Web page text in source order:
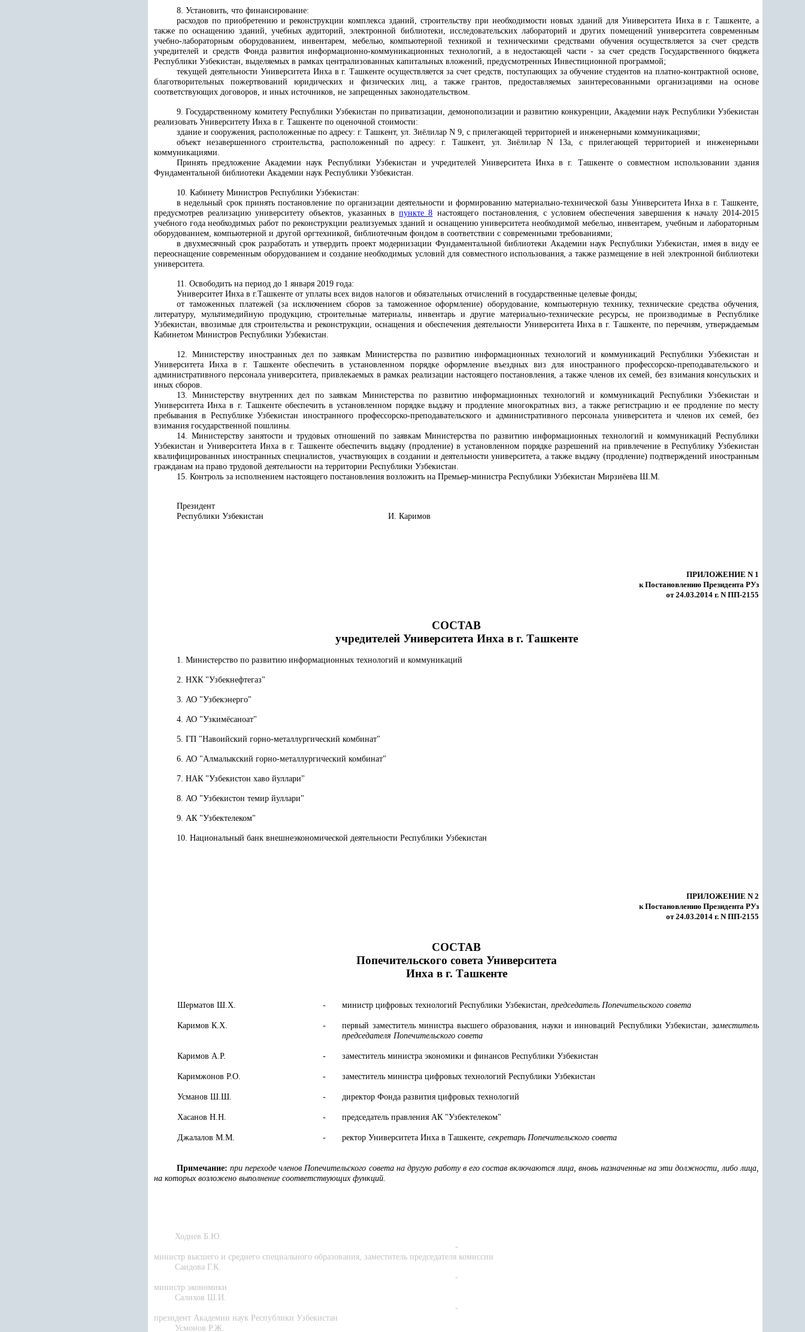
8. Установить, что финансирование:
расходов по приобретению и реконструкции комплекса зданий, строительству при необходимости новых зданий для Университета Инха в г. Ташкенте, а
также по оснащению зданий, учебных аудиторий, электронной библиотеки, исследовательских лабораторий и других помещений университета современным
учебно-лабораторным оборудованием, инвентарем, мебелью, компьютерной техникой и техническими средствами обучения осуществляется за счет средств
учредителей и средств Фонда развития информационно-коммуникационных технологий, а в недостающей части - за счет средств Государственного бюджета
Республики Узбекистан, выделяемых в рамках централизованных капитальных вложений, предусмотренных Инвестиционной программой;
текущей деятельности Университета Инха в г. Ташкенте осуществляется за счет средств, поступающих за обучение студентов на платно-контрактной основе,
благотворительных пожертвований юридических и физических лиц, а также грантов, предоставляемых заинтересованными организациями на основе
соответствующих договоров, и иных источников, не запрещенных законодательством.
9. Государственному комитету Республики Узбекистан по приватизации, демонополизации и развитию конкуренции, Академии наук Республики Узбекистан
реализовать Университету Инха в г. Ташкенте по оценочной стоимости:
здание и сооружения, расположенные по адресу: г. Ташкент, ул. Зиёлилар N 9, с прилегающей территорией и инженерными коммуникациями;
объект незавершенного строительства, расположенный по адресу: г. Ташкент, ул. Зиёлилар N 13а, с прилегающей территорией и инженерными
коммуникациями.
Принять предложение Академии наук Республики Узбекистан и учредителей Университета Инха в г. Ташкенте о совместном использовании здания
Фундаментальной библиотеки Академии наук Республики Узбекистан.
10. Кабинету Министров Республики Узбекистан:
в недельный срок принять постановление по организации деятельности и формированию материально-технической базы Университета Инха в г. Ташкенте,
предусмотрев реализацию университету объектов, указанных впункте 8 настоящего постановления, с условием обеспечения завершения к началу 2014-2015
учебного года необходимых работ по реконструкции реализуемых зданий и оснащению университета необходимой мебелью, инвентарем, учебным и лабораторным
оборудованием, компьютерной и другой оргтехникой, библиотечным фондом в соответствии с современными требованиями;
в двухмесячный срок разработать и утвердить проект модернизации Фундаментальной библиотеки Академии наук Республики Узбекистан, имея в виду ее
переоснащение современным оборудованием и создание необходимых условий для совместного использования, а также размещение в ней электронной библиотеки
университета.
11. Освободить на период до 1 января 2019 года:
Университет Инха в г.Ташкенте от уплаты всех видов налогов и обязательных отчислений в государственные целевые фонды;
от таможенных платежей (за исключением сборов за таможенное оформление) оборудование, компьютерную технику, технические средства обучения,
литературу, мультимедийную продукцию, строительные материалы, инвентарь и другие материально-технические ресурсы, не производимые в Республике
Узбекистан, ввозимые для строительства и реконструкции, оснащения и обеспечения деятельности Университета Инха в г. Ташкенте, по перечням, утверждаемым
Кабинетом Министров Республики Узбекистан.
12. Министерству иностранных дел по заявкам Министерства по развитию информационных технологий и коммуникаций Республики Узбекистан и
Университета Инха в г. Ташкенте обеспечить в установленном порядке оформление въездных виз для иностранного профессорско-преподавательского и
административного персонала университета, привлекаемых в рамках реализации настоящего постановления, а также членов их семей, без взимания консульских и
иных сборов.
13. Министерству внутренних дел по заявкам Министерства по развитию информационных технологий и коммуникаций Республики Узбекистан и
Университета Инха в г. Ташкенте обеспечить в установленном порядке выдачу и продление многократных виз, а такжерегистрацию и ее продление по месту
пребывания в Республике Узбекистан иностранного профессорско-преподавательского и административного персонала университета и членов их семей, без
взимания государственной пошлины.
14. Министерству занятости и трудовых отношений по заявкамМинистерства по развитию информационных технологий и коммуникаций Республики
Узбекистан и Университета Инха в г. Ташкенте обеспечить выдачу (продление) в установленном порядке разрешений на привлечение в Республику Узбекистан
квалифицированных иностранных специалистов, участвующих в создании и деятельности университета, а также выдачу (продление) подтверждений иностранным
гражданам на право трудовой деятельности на территории Республики Узбекистан.
15. Контроль за исполнением настоящего постановления возложить на Премьер-министра Республики Узбекистан Мирзиёева Ш.М.
Президент
Республики Узбекистан И. Каримов
ПРИЛОЖЕНИЕ N 1
к Постановлению Президента РУз
от 24.03.2014 г. N ПП-2155
СОСТАВ
учредителей Университета Инха в г. Ташкенте
1. Министерство по развитию информационных технологий и коммуникаций
2. НХК "Узбекнефтегаз"
3. АО "Узбекэнерго"
4. АО "Узкимёсаноат"
5. ГП "Навоийский горно-металлургический комбинат"
6. АО "Алмалыкский горно-металлургический комбинат"
7. НАК "Узбекистон хаво йуллари"
8. АО "Узбекистон темир йуллари"
9. АК "Узбектелеком"
10. Национальный банк внешнеэкономической деятельности Республики Узбекистан
ПРИЛОЖЕНИЕ N 2
к Постановлению Президента РУз
от 24.03.2014 г. N ПП-2155
СОСТАВ
Попечительского совета Университета
Инха в г. Ташкенте
Шерматов Ш.Х. - министр цифровых технологий Республики Узбекистан, председатель Попечительского совета
Каримов К.Х. - первый заместитель министра высшего образования, науки и инноваций Республики Узбекистан, заместитель
председателя Попечительского совета
Каримов А.Р. - заместитель министра экономики и финансов Республики Узбекистан
Каримжонов Р.О. - заместитель министра цифровых технологий Республики Узбекистан
Усманов Ш.Ш. - директор Фонда развития цифровых технологий
Хасанов Н.Н. - председатель правления АК "Узбектелеком"
Джалалов М.М. - ректор Университета Инха в Ташкенте, секретарь Попечительского совета
Примечание: при переходе членов Попечительского совета на другую работу в его состав включаются лица, вновь назначенные на эти должности, либо лица,
на которых возложено выполнение соответствующих функций.
Ходиев Б.Ю.
-
министр высшего и среднего специального образования, заместитель председателя комиссии
Саидова Г.К.
-
министр экономики
Салихов Ш.И.
-
президент Академии наук Республики Узбекистан
Усмонов Р.Ж.